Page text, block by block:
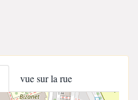
vue sur la rue